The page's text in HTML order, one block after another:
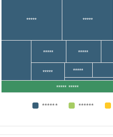
***** *****
***** *****
***** *****
***** *****
****** ******